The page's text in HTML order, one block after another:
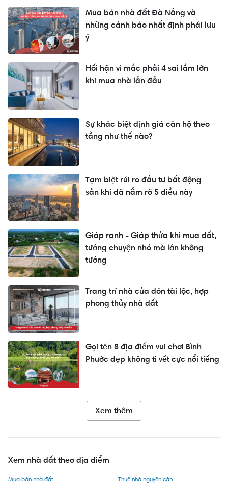
Mua bán nhà đất Đà Nẵng và
những cảnh báo nhất định phải lưu
ý
Hối hận vì mắc phải 4 sai lầm lớn
khi mua nhà lần đầu
Sự khác biệt định giá căn hộ theo
tầng như thế nào?
Tạm biệt rủi ro đầu tư bất động
sản khi đã nắm rõ 5 điều này
Giáp ranh - Giáp thửa khi mua đất,
tưởng chuyện nhỏ mà lớn không
tưởng
Trang trí nhà cửa đón tài lộc, hợp
phong thủy nhà đất
Gọi tên 8 địa điểm vui chơi Bình
Phước đẹp không tì vết cực nổi tiếng
Xem thêm
Xem nhà đất theo địa điểm
Mua bán nhà đất Thuê nhà nguyên căn